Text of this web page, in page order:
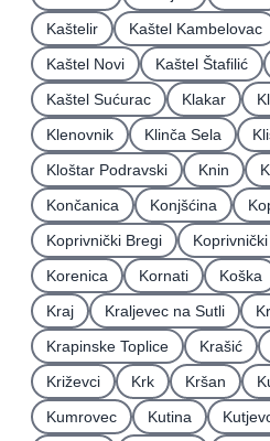
Kaštelir
Kaštel Kambelovac
Kaštel Novi
Kaštel Štafilić
Kaštel Sućurac
Klakar
Klenovnik
Klinča Sela
Kloštar Podravski
Knin
Končanica
Konjšćina
Koprivnički Bregi
Korenica
Kornati Koška
Kraj
Kraljevec na Sutli
Krapinske Toplice
Krašić
Križevci
Krk Kršan
Kumrovec
Kutina